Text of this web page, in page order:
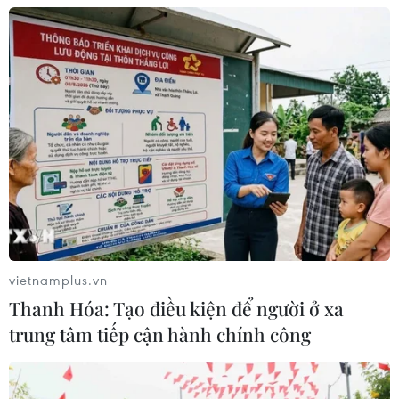
rộng không gian phát triển cho báo
chí
31/07/2026 09:28
Bộ Công an phát động Chiến dịch
TinAI?, kêu gọi "kiểm trước tin sau"
trong kỷ nguyên AI
31/07/2026 06:25
Nghĩa cử cao đẹp của lao động Việt
Nam lan tỏa trên truyền thông Nhật
31/07/2026 04:02
Báo chí cách mạng khẳng định vai
vietnamplus.vn
Thanh Hóa: Tạo điều kiện để người ở xa
trung tâm tiếp cận hành chính công